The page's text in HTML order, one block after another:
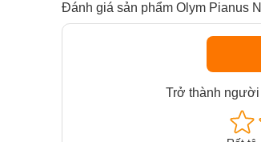
Đánh giá sản phẩm Olym Pianus
Trở thành người